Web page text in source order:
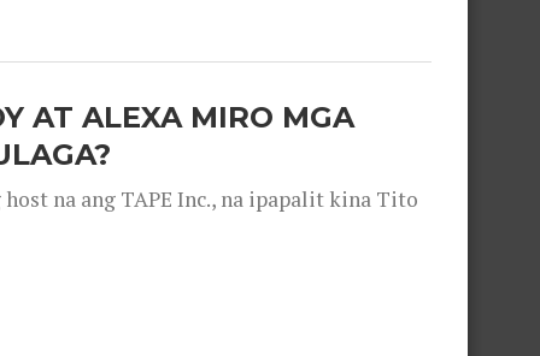
AT ALEXA MIRO MGA
na ang TAPE Inc., na ipapalit kina Tito